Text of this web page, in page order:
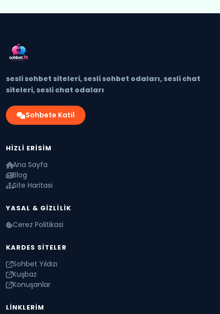
sesli sohbet siteleri, sesli sohbet odaları, sesli chat
siteleri, sesli chat odaları
Sohbete Katil
HIZLI ERISIM
Ana Sayfa
Blog
Site Haritasi
YASAL & GIZLILIK
Cerez Politikasi
KARDES SITELER
Sohbet Yıldızı
Kuşbaz
Konuşanlar
LINKLERIM